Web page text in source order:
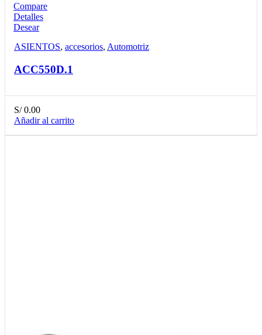
Compare
Detalles
Desear
ASIENTOS, accesorios, Automotriz
ACC550D.1
S/0.00
Añadir al carrito